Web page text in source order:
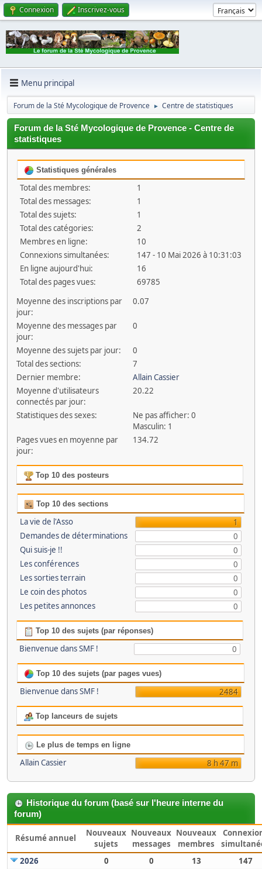
Connexion Inscrivez-vous
Menu principal
Forum de la Sté Mycologique de Provence ► Centre de statistiques
Forum de la Sté Mycologique de Provence - Centre de
statistiques
Statistiques générales
Total des membres:
1
Total des messages:
1
Total des sujets:
1
Total des catégories:
2
Membres en ligne:
10
Connexions simultanées:
147 - 10 Mai 2026 à 10:31:03
En ligne aujourd'hui:
16
Total des pages vues:
69785
Moyenne des inscriptions par
jour:
0.07
Moyenne des messages par
jour:
0
Moyenne des sujets par jour:
0
Total des sections:
7
Dernier membre:
Allain Cassier
Moyenne d'utilisateurs
connectés par jour:
20.22
Statistiques des sexes:
Ne pas afficher: 0
Masculin: 1
Pages vues en moyenne par
jour:
134.72
Top 10 des posteurs
Top 10 des sections
La vie de l'Asso
1
Demandes de déterminations
0
Qui suis-je !!
0
Les conférences
0
Les sorties terrain
0
Le coin des photos
0
Les petites annonces
0
Top 10 des sujets (par réponses)
Bienvenue dans SMF ! 0
Top 10 des sujets (par pages vues)
Bienvenue dans SMF ! 2484
Top lanceurs de sujets
Le plus de temps en ligne
Allain Cassier 8 h 47 m
Historique du forum (basé sur l'heure interne du
forum)
Résumé annuel
Nouveaux
sujets
Nouveaux
messages
Nouveaux
membres
2026
0 0 13
147